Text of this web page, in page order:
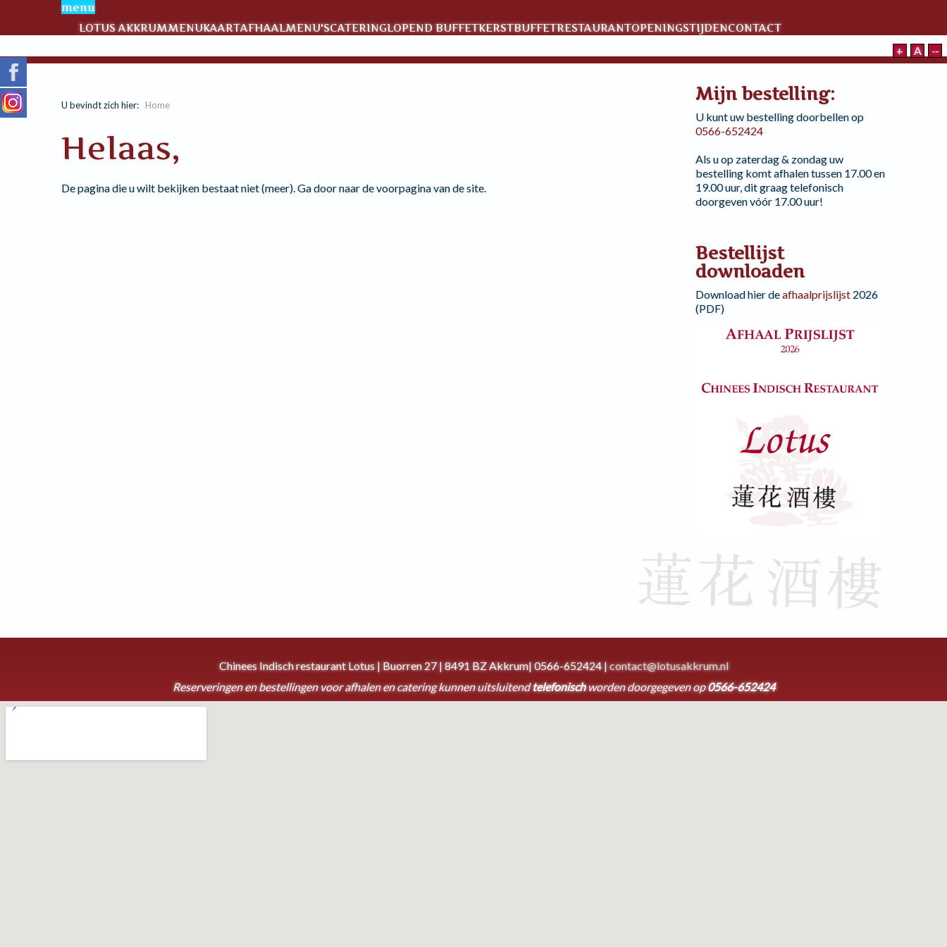
menu
LOTUS AKKRUMMENUKAARTAFHAALMENU'SCATERINGLOPEND BUFFETKERSTBUFFETRESTAURANTOPENINGSTIJDENCONTACT
+
A --
U bevindt zich hier: Home
Helaas,
De pagina die u wilt bekijken bestaat niet (meer). Ga door naar de voorpagina van de site.
Mijn bestelling:
U kunt uw bestelling doorbellen op
0566-652424
Als u op zaterdag & zondag uw
bestelling komt afhalen tussen 17.00 en
19.00 uur, dit graag telefonisch
doorgeven vóór 17.00 uur!
Bestellijst
downloaden
Download hier deafhaalprijslijst2026
(PDF)
Chinees Indisch restaurant Lotus | Buorren 27 | 8491 BZ Akkrum| 0566-652424 |contact@lotusakkrum.nl
Reserveringen en bestellingen voor afhalen en catering kunnen uitsluitendtelefonischworden doorgegeven op0566-652424